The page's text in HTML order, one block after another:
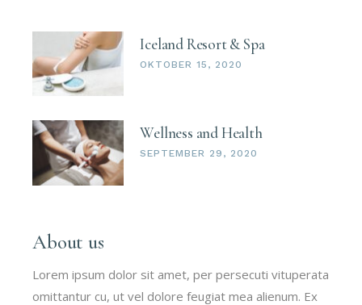
Iceland Resort & Spa
OKTOBER 15, 2020
Wellness and Health
SEPTEMBER 29, 2020
About us
Lorem ipsum dolor sit amet, per persecuti vituperata
omittantur cu, ut vel dolore feugiat mea alienum. Ex